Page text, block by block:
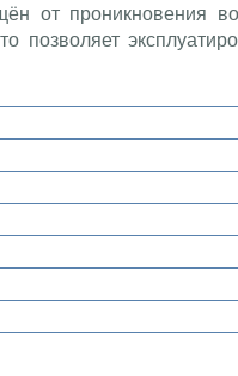
от проникновения
позволяет